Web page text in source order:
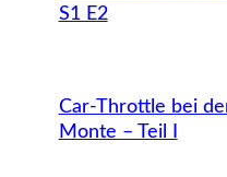
S1 E2
Car-Throttle bei
Monte – Teil I